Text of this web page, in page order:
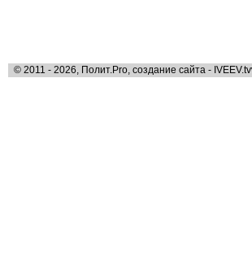
© 2011 - 2026, Полит.Pro, создание сайта -